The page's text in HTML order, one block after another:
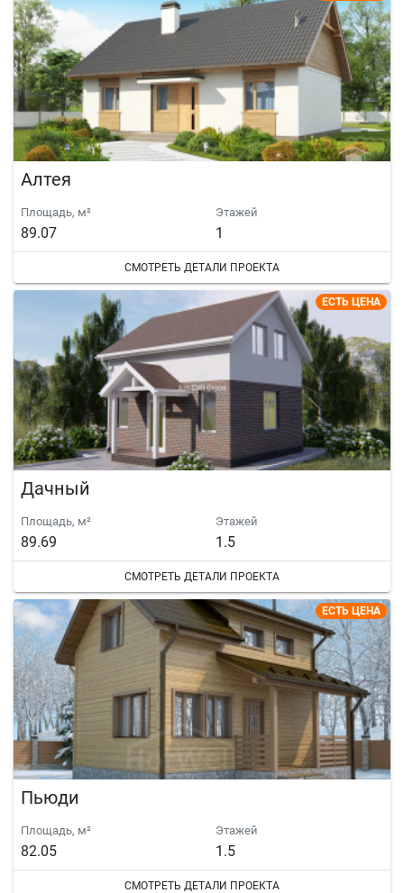
Алтея
Площадь, м²
89.07
Этажей
1
СМОТРЕТЬ ДЕТАЛИ ПРОЕКТА
ЕСТЬ ЦЕНА
Дачный
Площадь, м²
89.69
Этажей
1.5
СМОТРЕТЬ ДЕТАЛИ ПРОЕКТА
ЕСТЬ ЦЕНА
Пьюди
Площадь, м²
82.05
Этажей
1.5
СМОТРЕТЬ ДЕТАЛИ ПРОЕКТА